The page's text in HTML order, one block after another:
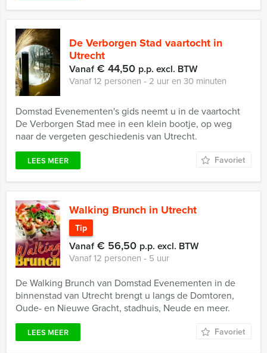
De Verborgen Stad vaartocht in
Utrecht
Vanaf€ 44,50 p.p. excl. BTW
Vanaf 12 personen ‐ 2 uur en 30 minuten
Domstad Evenementen's gids neemt u in de vaartocht
De Verborgen Stad mee in een klein bootje, op weg
naar de vergeten geschiedenis van Utrecht.
LEES MEER Favoriet
Walking Brunch in Utrecht
Tip
Vanaf€ 56,50 p.p. excl. BTW
Vanaf 12 personen ‐ 5 uur
De Walking Brunch van Domstad Evenementen in de
binnenstad van Utrecht brengt u langs de Domtoren,
Oude- en Nieuwe Gracht, stadhuis, Neude en meer.
LEES MEER Favoriet